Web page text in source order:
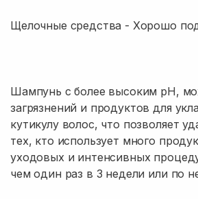
Щелочные средства - Хорошо
Шампунь с более высоким pH,
загрязнений и продуктов для
кутикулу волос, что позволяет
тех, кто использует много
уходовых и интенсивных
чем один раз в 3 недели или по